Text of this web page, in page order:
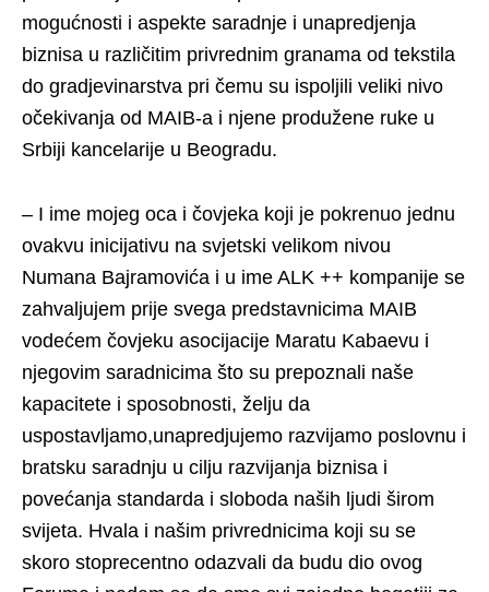
mogućnosti i aspekte saradnje i unapredjenja
biznisa u različitim privrednim granama od tekstila
do gradjevinarstva pri čemu su ispoljili veliki nivo
očekivanja od MAIB-a i njene produžene ruke u
Srbiji kancelarije u Beogradu.
– I ime mojeg oca i čovjeka koji je pokrenuo jednu
ovakvu inicijativu na svjetski velikom nivou
Numana Bajramovića i u ime ALK ++ kompanije se
zahvaljujem prije svega predstavnicima MAIB
vodećem čovjeku asocijacije Maratu Kabaevu i
njegovim saradnicima što su prepoznali naše
kapacitete i sposobnosti, želju da
uspostavljamo,unapredjujemo razvijamo poslovnu i
bratsku saradnju u cilju razvijanja biznisa i
povećanja standarda i sloboda naših ljudi širom
svijeta. Hvala i našim privrednicima koji su se
skoro stoprecentno odazvali da budu dio ovog